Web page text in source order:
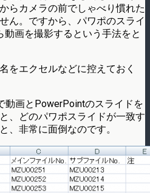
らカメラの前でしゃべり慣れた
ん。ですから、パワポのスライ
動画を撮影するという手法をと
をエクセルなどに控えておく
動画とPowerPointのスライドを
、どのパワポスライドが一致す
、非常に面倒なのです。